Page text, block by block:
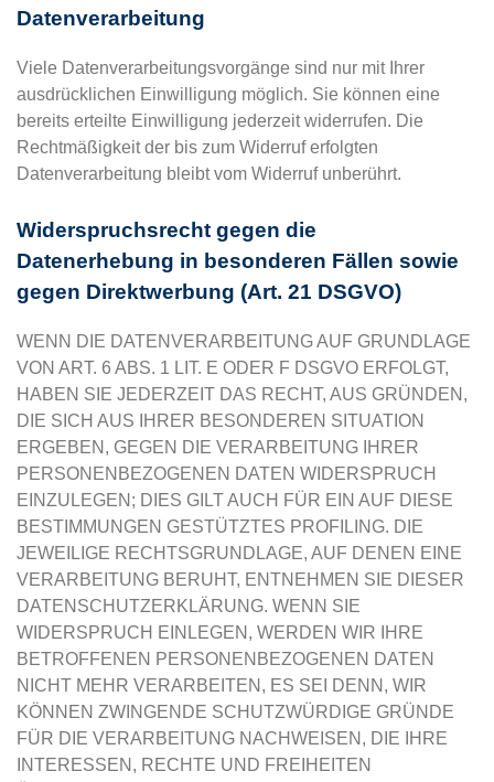
Datenverarbeitung
Viele Datenverarbeitungsvorgänge sind nur mit Ihrer
ausdrücklichen Einwilligung möglich. Sie können eine
bereits erteilte Einwilligung jederzeit widerrufen. Die
Rechtmäßigkeit der bis zum Widerruf erfolgten
Datenverarbeitung bleibt vom Widerruf unberührt.
Widerspruchsrecht gegen die
Datenerhebung in besonderen Fällen sowie
gegen Direktwerbung (Art. 21 DSGVO)
WENN DIE DATENVERARBEITUNG AUF GRUNDLAGE
VON ART. 6 ABS. 1 LIT. E ODER F DSGVO ERFOLGT,
HABEN SIE JEDERZEIT DAS RECHT, AUS GRÜNDEN,
DIE SICH AUS IHRER BESONDEREN SITUATION
ERGEBEN, GEGEN DIE VERARBEITUNG IHRER
PERSONENBEZOGENEN DATEN WIDERSPRUCH
EINZULEGEN; DIES GILT AUCH FÜR EIN AUF DIESE
BESTIMMUNGEN GESTÜTZTES PROFILING. DIE
JEWEILIGE RECHTSGRUNDLAGE, AUF DENEN EINE
VERARBEITUNG BERUHT, ENTNEHMEN SIE DIESER
DATENSCHUTZERKLÄRUNG. WENN SIE
WIDERSPRUCH EINLEGEN, WERDEN WIR IHRE
BETROFFENEN PERSONENBEZOGENEN DATEN
NICHT MEHR VERARBEITEN, ES SEI DENN, WIR
KÖNNEN ZWINGENDE SCHUTZWÜRDIGE GRÜNDE
FÜR DIE VERARBEITUNG NACHWEISEN, DIE IHRE
INTERESSEN, RECHTE UND FREIHEITEN